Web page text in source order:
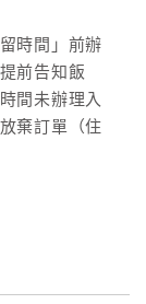
時間」前辦
前告知飯
間未辦理入
棄訂單（住